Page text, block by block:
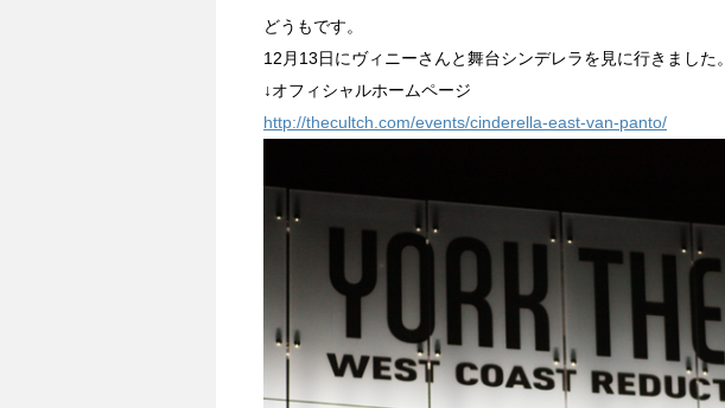
どうもです。
12月13日にヴィニーさんと舞台シンデレラを見に行きました。
↓オフィシャルホームページ
http://thecultch.com/events/cinderella-east-van-panto/